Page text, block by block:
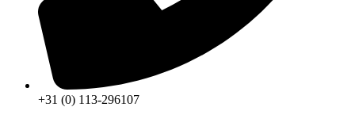
+31 (0) 113-296107